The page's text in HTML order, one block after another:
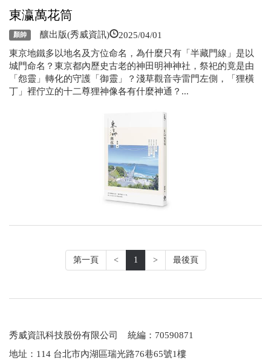
東瀛萬花筒
顏帥 釀出版(秀威資訊) 2025/04/01
東京地鐵多以地名及方位命名，為什麼只有「半藏門線」是以
城門命名？東京都內歷史古老的神田明神神社，祭祀的竟是由
「怨靈」轉化的守護「御靈」？淺草觀音寺雷門左側，「狸橫
丁」裡佇立的十二尊狸神像各有什麼神通？...
第一頁 < 1 > 最後頁
秀威資訊科技股份有限公司 統編：70590871
地址：114 台北市內湖區瑞光路76巷65號1樓